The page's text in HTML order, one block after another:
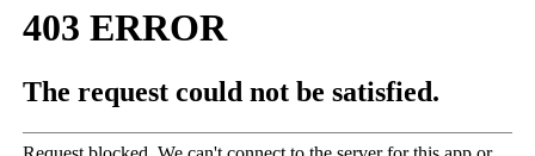
uzmērījumu.
3D griezuma modelis